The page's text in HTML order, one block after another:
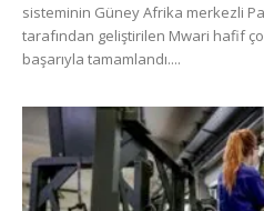
sisteminin Güney Afrika merkezli
tarafından geliştirilen Mwari hafif
başarıyla tamamlandı....